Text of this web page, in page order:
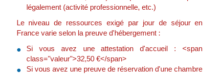
légalement (activité professionnelle, etc.)
Le niveau de ressources exigé par jour de séjour en
France varie selon la preuve d'hébergement :
Si vous avez une attestation d'accueil : <span
class="valeur">32,50 €</span>
Si vous avez une preuve de réservation d'une chambre